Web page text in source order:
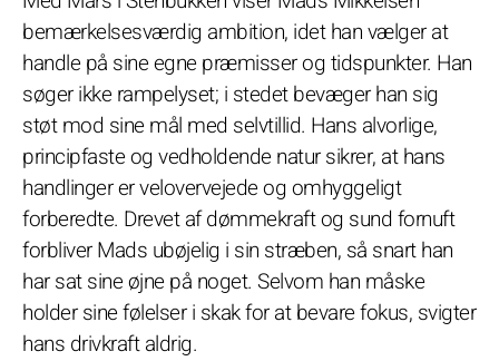
bemærkelsesværdig ambition, idet han vælger at
handle på sine egne præmisser og tidspunkter. Han
søger ikke rampelyset; i stedet bevæger han sig
støt mod sine mål med selvtillid. Hans alvorlige,
principfaste og vedholdende natur sikrer, at hans
handlinger er velovervejede og omhyggeligt
forberedte. Drevet af dømmekraft og sund fornuft
forbliver Mads ubøjelig i sin stræben, så snart han
har sat sine øjne på noget. Selvom han måske
holder sine følelser i skak for at bevare fokus, svigter
hans drivkraft aldrig.